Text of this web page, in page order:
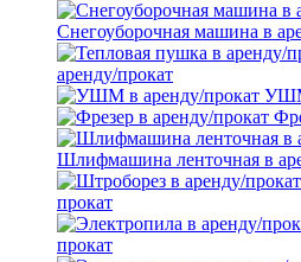
Снегоуборочная машина в
аренду/прокат
УШМ
Шлифмашина ленточная в
прокат
прокат